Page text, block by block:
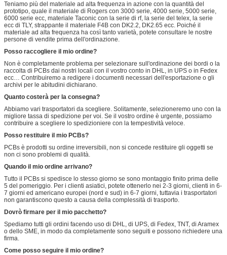
Teniamo più del materiale ad alta frequenza in azione con la quantità del
prototipo, quale il materiale di Rogers con 3000 serie, 4000 serie, 5000 serie,
6000 serie ecc, materiale Taconic con la serie di rf, la serie del telex, la serie
ecc di TLY, strappante il materiale F4B con DK2.2, DK2.65 ecc. Poiché il
materiale ad alta frequenza ha così tanto varietà, potete consultare le nostre
persone di vendite prima dell'ordinazione.
Posso raccogliere il mio ordine?
Non è completamente problema per selezionare sull'ordinazione dei bordi o la
raccolta di PCBs dai nostri locali con il vostro conto in DHL, in UPS o in Fedex
ecc… Contribuiremo a redigere i documenti necessari dell'esportazione o gli
archivi per le abitudini dichiarano.
Quanto costerà per la consegna?
Abbiamo vari trasportatori da scegliere. Solitamente, selezioneremo uno con la
migliore tassa di spedizione per voi. Se il vostro ordine è urgente, possiamo
contribuire a scegliere lo spedizioniere con la tempestività veloce.
Posso restituire il mio PCBs?
PCBs è prodotti su ordine irreversibili, non si concede restituire gli oggetti se
non ci sono problemi di qualità.
Quando il mio ordine arrivano?
Tutto il PCBs si spedisce lo stesso giorno se sono montaggio finito prima delle
5 del pomeriggio. Per i clienti asiatici, potete ottenerlo nei 2-3 giorni, clienti in 6-
7 giorni ed americano europei (nord e sud) in 6-7 giorni, tuttavia i trasportatori
non garantiscono questo a causa della complessità di trasporto.
Dovrò firmare per il mio pacchetto?
Spediamo tutti gli ordini facendo uso di DHL, di UPS, di Fedex, TNT, di Aramex
o dello SME, in modo da completamente sono seguiti e possono richiedere una
firma.
Come posso seguire il mio ordine?